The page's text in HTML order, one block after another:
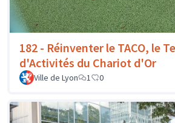
182 - Réinventer le TACO, le
d'Activités du Chariot d'Or
Ville de Lyon 1 0